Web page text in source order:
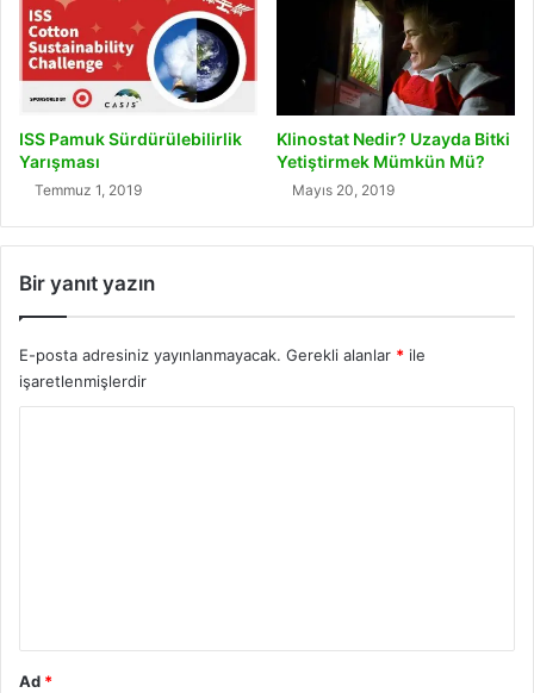
ISS Pamuk Sürdürülebilirlik
Yarışması
Temmuz 1, 2019
Klinostat Nedir? Uzayda Bitki
Yetiştirmek Mümkün Mü?
Mayıs 20, 2019
Bir yanıt yazın
E-posta adresiniz yayınlanmayacak. Gerekli alanlar * ile
işaretlenmişlerdir
Ad *